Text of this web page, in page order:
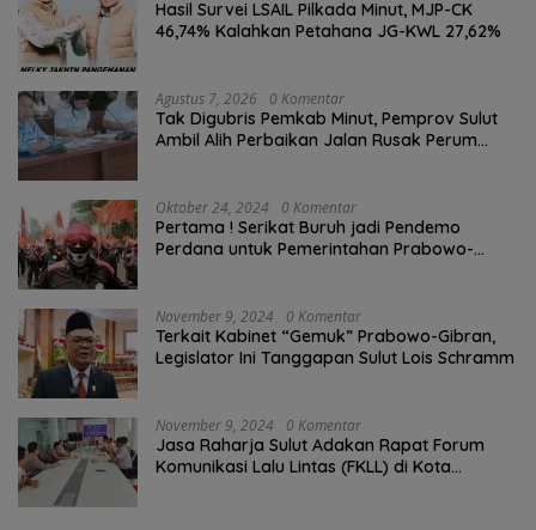
Hasil Survei LSAIL Pilkada Minut, MJP-CK
46,74% Kalahkan Petahana JG-KWL 27,62%
Agustus 7, 2026 0 Komentar
Tak Digubris Pemkab Minut, Pemprov Sulut
Ambil Alih Perbaikan Jalan Rusak Perum
Oktober 24, 2024 0 Komentar
Pertama ! Serikat Buruh jadi Pendemo
Perdana untuk Pemerintahan Prabowo-
November 9, 2024 0 Komentar
Terkait Kabinet “Gemuk” Prabowo-Gibran,
Legislator Ini Tanggapan Sulut Lois Schramm
November 9, 2024 0 Komentar
Jasa Raharja Sulut Adakan Rapat Forum
Komunikasi Lalu Lintas (FKLL) di Kota